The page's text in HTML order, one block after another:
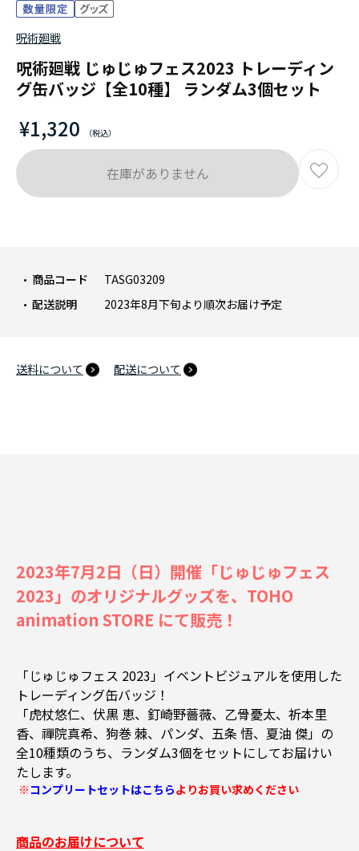
呪術廻戦
呪術廻戦 じゅじゅフェス2023 トレーディン
グ缶バッジ【全10種】 ランダム3個セット
¥1,320
商品コード
TASG03209
配送説明
2023年8月下旬より順次お届け予定
送料について 配送について
在庫がありません
2023年7月2日（日）開催「じゅじゅフェス
2023」のオリジナルグッズを、TOHO
animation STORE にて販売！
「じゅじゅフェス 2023」イベントビジュアルを使用した
トレーディング缶バッジ！
「虎杖悠仁、伏黒 恵、釘崎野薔薇、乙骨憂太、祈本里
香、禪院真希、狗巻 棘、パンダ、五条 悟、夏油 傑」の
全10種類のうち、ランダム3個をセットにしてお届けい
たします。
※コンプリートセットはこちらよりお買い求めください
商品のお届けについて